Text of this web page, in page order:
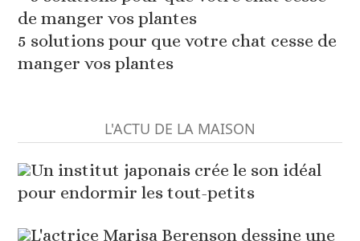
5 solutions pour que votre chat cesse de
manger vos plantes
L'ACTU DE LA MAISON
Un institut japonais crée le son idéal
pour endormir les tout-petits
L'actrice Marisa Berenson dessine une